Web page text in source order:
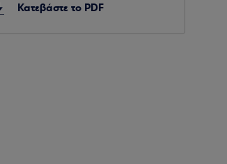
Κατεβάστε το PDF